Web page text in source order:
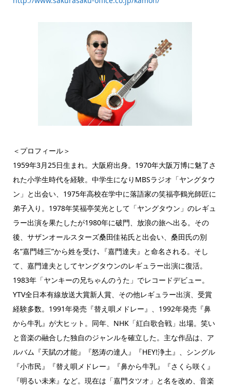
＜プロフィール＞
1959年3月25日生まれ。大阪府出身。1970年大阪万博に魅了さ
れた小学生時代を経験。中学生になりMBSラジオ「ヤングタウ
ン」と出会い、1975年高校在学中に落語家の笑福亭鶴光師匠に
弟子入り。1978年笑福亭笑光として「ヤングタウン」のレギュ
ラー出演を果たしたが1980年に破門、放浪の旅へ出る。その
後、サザンオールスターズ桑田佳祐氏と出会い、桑田氏の別
名”嘉門雄三”から姓を受け､『嘉門達夫』と命名される。そし
て、嘉門達夫としてヤングタウンのレギュラー出演に復活。
1983年「ヤンキーの兄ちゃんのうた」でレコードデビュー。
YTV全日本有線放送大賞新人賞、その他レギュラー出演、受賞
経験多数。1991年発売『替え唄メドレー』、1992年発売『鼻
から牛乳』が大ヒット。同年、NHK「紅白歌合戦」出場。笑い
と音楽の融合した独自のジャンルを確立した。主な作品は、ア
ルバム『天賦の才能』『怒涛の達人』『HEY!浄土』、シングル
『小市民』『替え唄メドレー』『鼻から牛乳』『さくら咲く』
『明るい未来』など。現在は「嘉門タツオ」と名を改め、音楽